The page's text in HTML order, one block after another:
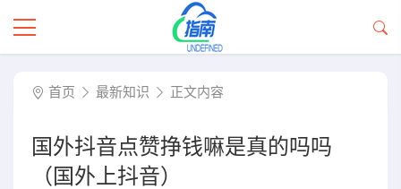
首页 最新知识 正文内容
国外抖音点赞挣钱嘛是真的吗吗
（国外上抖音）